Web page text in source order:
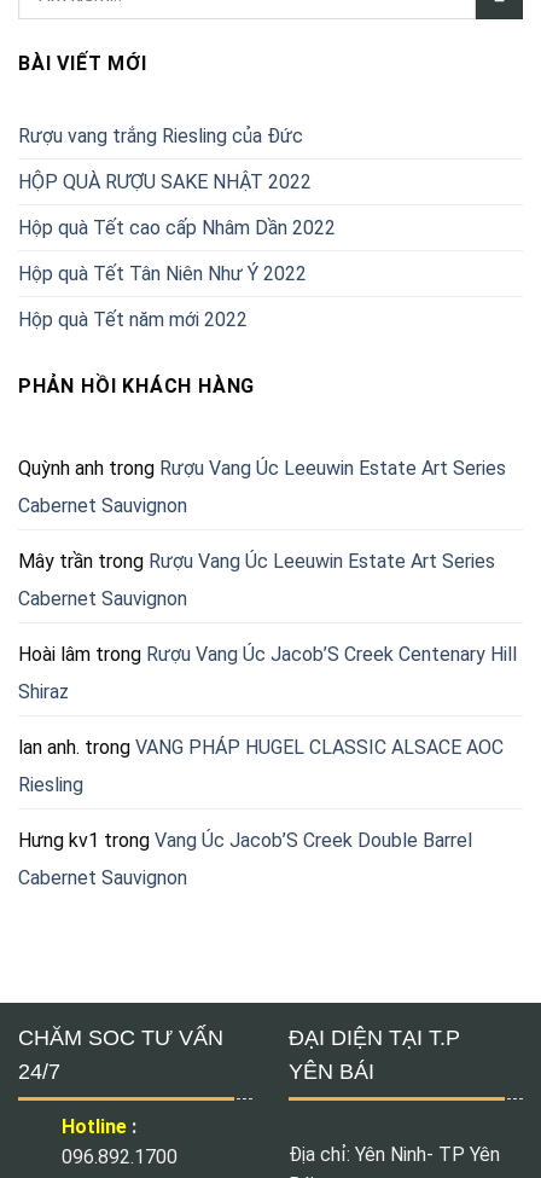
BÀI VIẾT MỚI
Rượu vang trắng Riesling của Đức
HỘP QUÀ RƯỢU SAKE NHẬT 2022
Hộp quà Tết cao cấp Nhâm Dần 2022
Hộp quà Tết Tân Niên Như Ý 2022
Hộp quà Tết năm mới 2022
PHẢN HỒI KHÁCH HÀNG
Quỳnh anh trong Rượu Vang Úc Leeuwin Estate Art Series
Cabernet Sauvignon
Mây trần trong Rượu Vang Úc Leeuwin Estate Art Series
Cabernet Sauvignon
Hoài lâm trong Rượu Vang Úc Jacob’S Creek Centenary Hill
Shiraz
lan anh. trong VANG PHÁP HUGEL CLASSIC ALSACE AOC
Riesling
Hưng kv1 trong Vang Úc Jacob’S Creek Double Barrel
Cabernet Sauvignon
CHĂM SOC TƯ VẤN
24/7
Hotline :
096.892.1700
ĐẠI DIỆN TẠI T.P
YÊN BÁI
Địa chỉ: Yên Ninh- TP Yên